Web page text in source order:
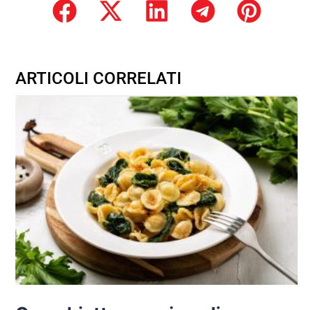
ARTICOLI CORRELATI